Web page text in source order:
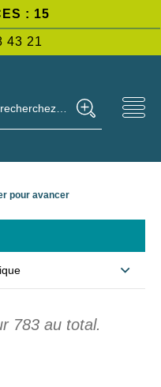
: 15
43 21
vous ?
pour avancer
783 au total.